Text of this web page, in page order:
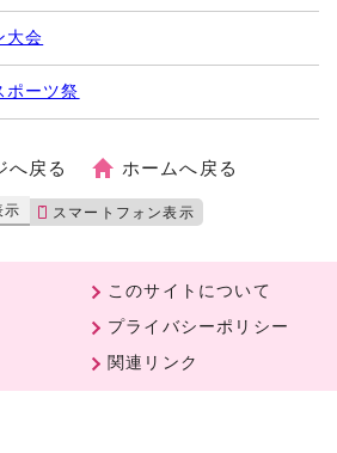
大会
ポーツ祭
へ戻る ホームへ戻る
示 スマートフォン表示
このサイトについて
プライバシーポリシー
関連リンク